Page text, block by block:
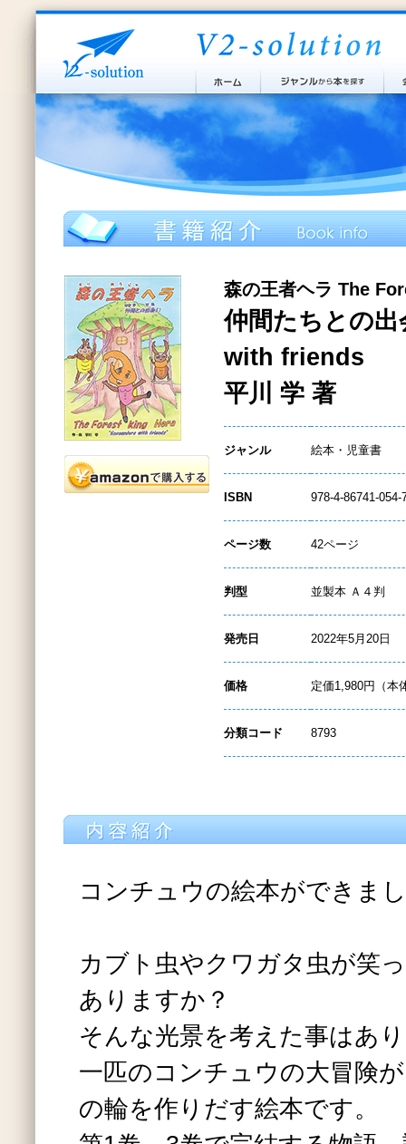
森の王者ヘラ The
仲間たちとの
with friends
平川 学 著
ジャンル 絵本・児童書
ISBN 978-4-86741-054-
ページ数 42ページ
判型 並製本 Ａ４判
発売日 2022年5月20日
価格 定価1,980円（本
分類コード 8793
コンチュウの絵本ができま
カブト虫やクワガタ虫が笑
ありますか？
そんな光景を考えた事はあ
一匹のコンチュウの大冒険
の輪を作りだす絵本です。